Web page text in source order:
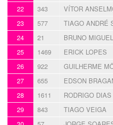
22 343 VÍTOR
23 577 TIAGO ANDRÉ
24 21 BRUNO
25 1469 ERICK LOPES
26 922 GUILHERME
27 655 EDSON
28 1611 RODRIGO DIAS
29 843 TIAGO VEIGA